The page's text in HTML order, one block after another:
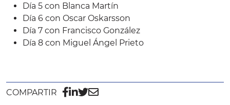
Día 5 con Blanca Martín
Día 6 con Oscar Oskarsson
Día 7 con Francisco González
Día 8 con Miguel Ángel Prieto
COMPARTIR